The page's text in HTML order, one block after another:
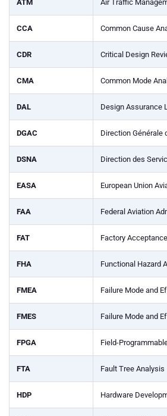
ATM Air Traffic
CCA Common Cause
CDR Critical Design
CMA Common Mode
DAL Design Assurance
DGAC Direction Générale
DSNA Direction des
EASA European Union
FAA Federal Aviation
FAT Factory
FHA Functional Hazard
FMEA Failure Mode and
FMES Failure Mode and
FPGA Field-
FTA Fault Tree Analysis
HDP Hardware